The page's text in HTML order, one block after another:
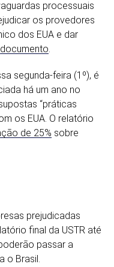
processuais
os provedores
dos EUA e dar
documento.
segunda-feira (1º), é
há um ano no
“práticas
os EUA. O relatório
de 25% sobre
prejudicadas
final da USTR até
passar a
o Brasil.